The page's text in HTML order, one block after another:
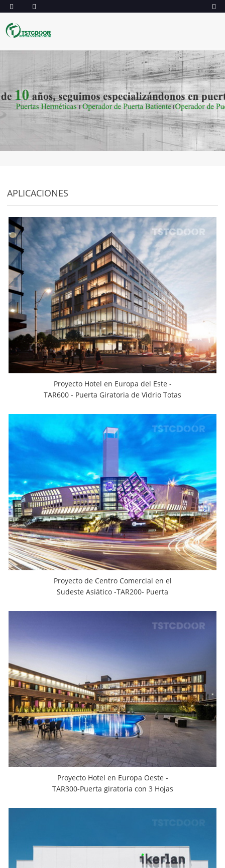
APLICACIONES
Proyecto Hotel en Europa del Este -
TAR600 - Puerta Giratoria de Vidrio Totas
Proyecto de Centro Comercial en el
Sudeste Asiático -TAR200- Puerta
Proyecto Hotel en Europa Oeste -
TAR300-Puerta giratoria con 3 Hojas